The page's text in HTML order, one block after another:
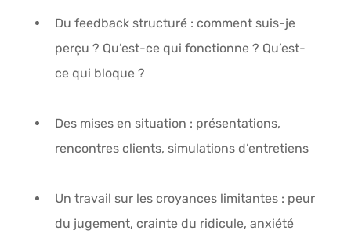
Du feedback structuré : comment suis-je
perçu ? Qu’est-ce qui fonctionne ? Qu’est-
ce qui bloque ?
Des mises en situation : présentations,
rencontres clients, simulations d’entretiens
Un travail sur les croyances limitantes : peur
du jugement, crainte du ridicule, anxiété